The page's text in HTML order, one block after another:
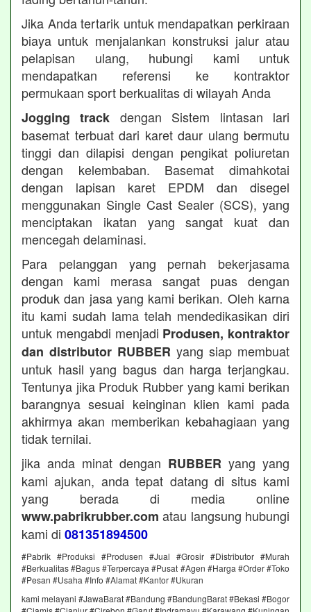
Jika Anda tertarik untuk mendapatkan perkiraan
biaya untuk menjalankan konstruksi jalur atau
pelapisan ulang, hubungi kami untuk
mendapatkan referensi ke kontraktor
permukaan sport berkualitas di wilayah Anda
Jogging track dengan Sistem lintasan lari
basemat terbuat dari karet daur ulang bermutu
tinggi dan dilapisi dengan pengikat poliuretan
dengan kelembaban. Basemat dimahkotai
dengan lapisan karet EPDM dan disegel
menggunakan Single Cast Sealer (SCS), yang
menciptakan ikatan yang sangat kuat dan
mencegah delaminasi.
Para pelanggan yang pernah bekerjasama
dengan kami merasa sangat puas dengan
produk dan jasa yang kami berikan. Oleh karna
itu kami sudah lama telah mendedikasikan diri
untuk mengabdi menjadi Produsen, kontraktor
dan distributor RUBBER yang siap membuat
untuk hasil yang bagus dan harga terjangkau.
Tentunya jika Produk Rubber yang kami berikan
barangnya sesuai keinginan klien kami pada
akhirmya akan memberikan kebahagiaan yang
tidak ternilai.
jika anda minat dengan RUBBER yang yang
kami ajukan, anda tepat datang di situs kami
yang berada di media online
www.pabrikrubber.com atau langsung hubungi
kami di 081351894500
#Pabrik #Produksi #Produsen #Jual #Grosir #Distributor #Murah
#Berkualitas #Bagus #Terpercaya #Pusat #Agen #Harga #Order #Toko
#Pesan #Usaha #Info #Alamat #Kantor #Ukuran
kami melayani #JawaBarat #Bandung #BandungBarat #Bekasi #Bogor